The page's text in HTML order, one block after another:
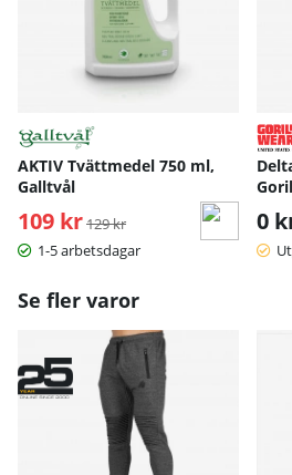
AKTIV Tvättmedel 750 ml,
Galltvål
109 kr Ordinarie pris:
129 kr
1-5 arbetsdagar
0
Se fler varor